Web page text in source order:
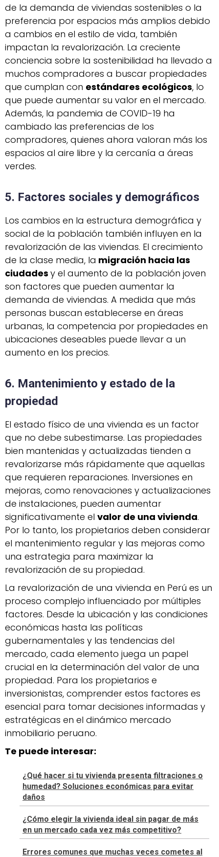
de la demanda de viviendas sostenibles o la
preferencia por espacios más amplios debido
a cambios en el estilo de vida, también
impactan la revalorización. La creciente
conciencia sobre la sostenibilidad ha llevado a
muchos compradores a buscar propiedades
que cumplan con estándares ecológicos, lo
que puede aumentar su valor en el mercado.
Además, la pandemia de COVID-19 ha
cambiado las preferencias de los
compradores, quienes ahora valoran más los
espacios al aire libre y la cercanía a áreas
verdes.
5. Factores sociales y demográficos
Los cambios en la estructura demográfica y
social de la población también influyen en la
revalorización de las viviendas. El crecimiento
de la clase media, la migración hacia las
ciudades y el aumento de la población joven
son factores que pueden aumentar la
demanda de viviendas. A medida que más
personas buscan establecerse en áreas
urbanas, la competencia por propiedades en
ubicaciones deseables puede llevar a un
aumento en los precios.
6. Mantenimiento y estado de la
propiedad
El estado físico de una vivienda es un factor
que no debe subestimarse. Las propiedades
bien mantenidas y actualizadas tienden a
revalorizarse más rápidamente que aquellas
que requieren reparaciones. Inversiones en
mejoras, como renovaciones y actualizaciones
de instalaciones, pueden aumentar
significativamente el valor de una vivienda.
Por lo tanto, los propietarios deben considerar
el mantenimiento regular y las mejoras como
una estrategia para maximizar la
revalorización de su propiedad.
La revalorización de una vivienda en Perú es un
proceso complejo influenciado por múltiples
factores. Desde la ubicación y las condiciones
económicas hasta las políticas
gubernamentales y las tendencias del
mercado, cada elemento juega un papel
crucial en la determinación del valor de una
propiedad. Para los propietarios e
inversionistas, comprender estos factores es
esencial para tomar decisiones informadas y
estratégicas en el dinámico mercado
inmobiliario peruano.
Te puede interesar:
¿Qué hacer si tu vivienda presenta filtraciones o
humedad? Soluciones económicas para evitar
daños
¿Cómo elegir la vivienda ideal sin pagar de más
en un mercado cada vez más competitivo?
Errores comunes que muchas veces cometes al